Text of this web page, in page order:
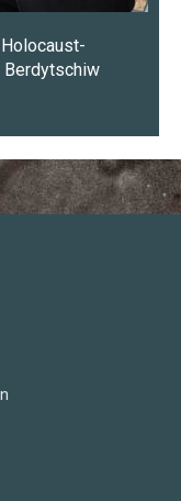
Berdytschiw